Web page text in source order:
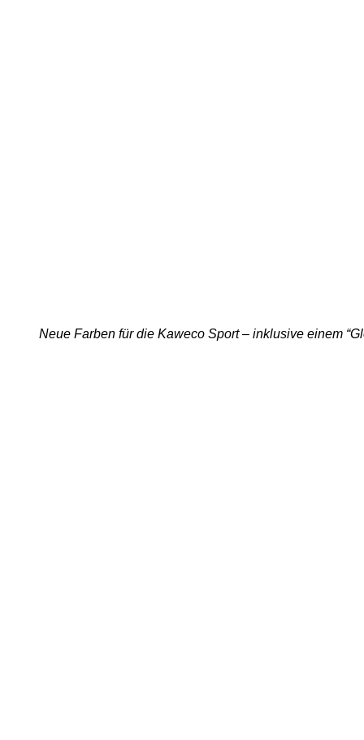
Neue Farben für die Kaweco Sport – inklusive einem